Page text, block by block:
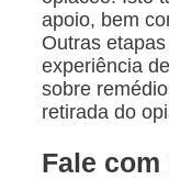
apoio, bem
Outras
experiência
sobre
retirada do
Fale